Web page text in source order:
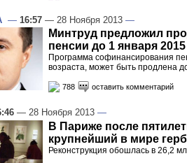
— 16:57 — 28 Ноября 2013 —
Минтруд предложил
пенсии до 1 января 2015
Программа софинансирования
возраста, может быть продлена
788 оставить комментарий
— 28 Ноября 2013 —
В Париже после
крупнейший в мире
Реконструкция обошлась в 26,2